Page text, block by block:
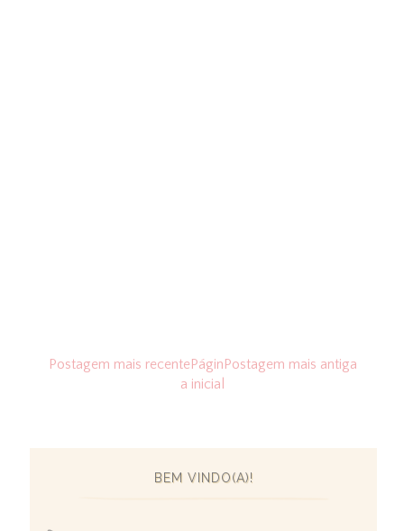
Postagem mais recente Postagem mais antiga
Págin
a inicial
BEM VINDO(A)!